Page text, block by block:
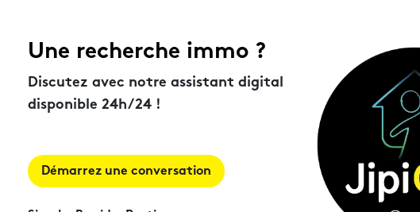
Une recherche immo ?
Discutez avec notre assistant digital
disponible 24h/24 !
Démarrez une conversation